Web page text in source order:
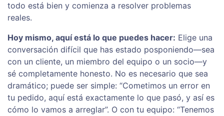
todo está bien y comienza a resolver problemas
reales.
Hoy mismo, aquí está lo que puedes hacer: Elige una
conversación difícil que has estado posponiendo—sea
con un cliente, un miembro del equipo o un socio—y
sé completamente honesto. No es necesario que sea
dramático; puede ser simple: “Cometimos un error en
tu pedido, aquí está exactamente lo que pasó, y así es
cómo lo vamos a arreglar”. O con tu equipo: “Tenemos